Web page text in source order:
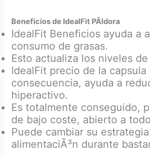
Beneficios de IdealFit PÃ­ldora
IdealFit Beneficios ayuda a
consumo de grasas.
Esto actualiza los niveles
IdealFit precio de la capsula
consecuencia, ayuda a
hiperactivo.
Es totalmente conseguido,
de bajo coste, abierto a
Puede cambiar su
alimentaciÃ³n durante